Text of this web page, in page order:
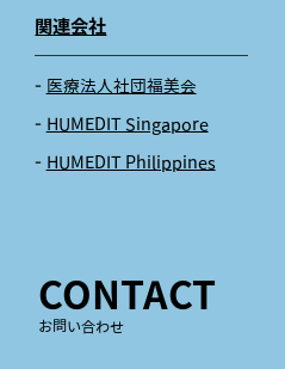
関連会社
医療法人社団福美会
HUMEDIT Singapore
HUMEDIT Philippines
CONTACT
お問い合わせ